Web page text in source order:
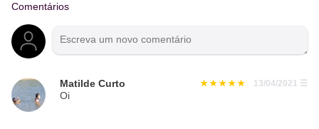
Comentários
Matilde Curto 13/04/2021 ☰
Oi